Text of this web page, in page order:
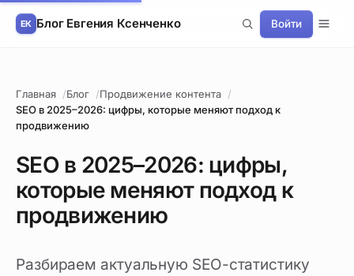
Блог Евгения Ксенченко Войти
Главная Блог
Продвижение контента
SEO в 2025–2026: цифры, которые меняют подход к
продвижению
SEO в 2025–2026: цифры,
которые меняют подход к
продвижению
Разбираем актуальную SEO-статистику